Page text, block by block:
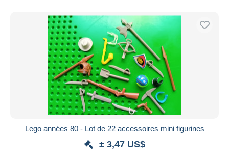
Lego années 80 - Lot de 22 accessoires mini figurines
± 3,47 US$